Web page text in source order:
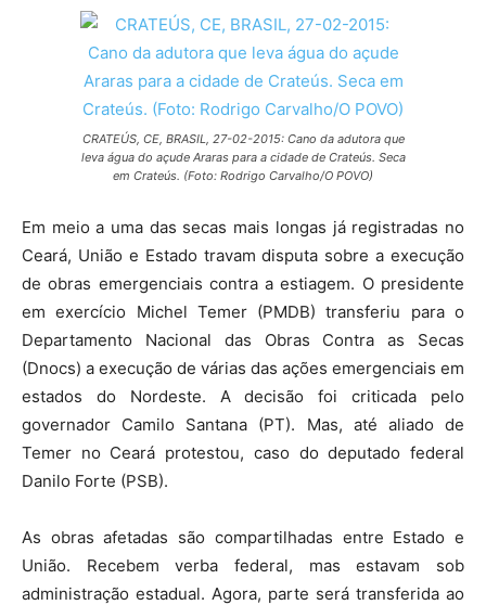
CRATEÚS, CE, BRASIL, 27-02-2015: Cano da adutora que
leva água do açude Araras para a cidade de Crateús. Seca
em Crateús. (Foto: Rodrigo Carvalho/O POVO)
Em meio a uma das secas mais longas já registradas no
Ceará, União e Estado travam disputa sobre a execução
de obras emergenciais contra a estiagem. O presidente
em exercício Michel Temer (PMDB) transferiu para o
Departamento Nacional das Obras Contra as Secas
(Dnocs) a execução de várias das ações emergenciais em
estados do Nordeste. A decisão foi criticada pelo
governador Camilo Santana (PT). Mas, até aliado de
Temer no Ceará protestou, caso do deputado federal
Danilo Forte (PSB).
As obras afetadas são compartilhadas entre Estado e
União. Recebem verba federal, mas estavam sob
administração estadual. Agora, parte será transferida ao